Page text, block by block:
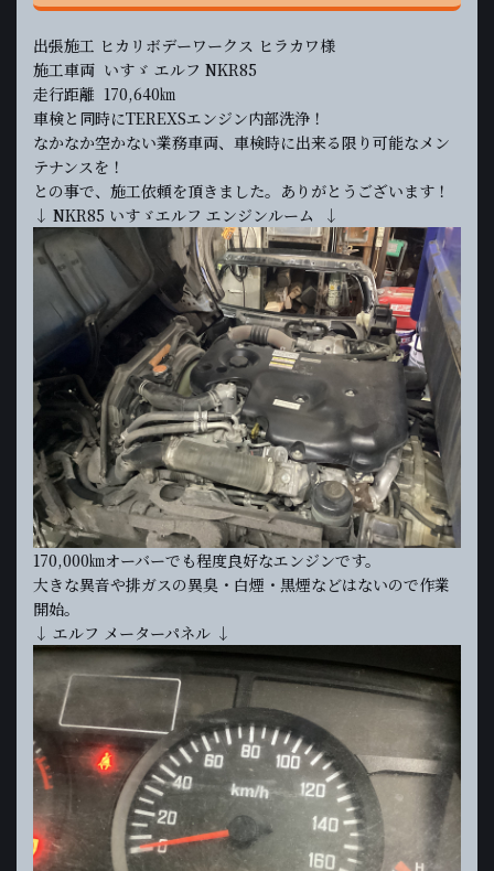
出張施工 ヒカリボデーワークス ヒラカワ様
施工車両 いすゞ エルフ NKR85
走行距離 170,640㎞
車検と同時にTEREXSエンジン内部洗浄！
なかなか空かない業務車両、車検時に出来る限り可能なメン
テナンスを！
との事で、施工依頼を頂きました。ありがとうございます！
↓ NKR85 いすゞエルフ エンジンルーム ↓
170,000㎞オーバーでも程度良好なエンジンです。
大きな異音や排ガスの異臭・白煙・黒煙などはないので作業
開始。
↓ エルフ メーターパネル ↓